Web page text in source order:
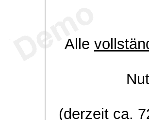
Alle
(derzeit ca.